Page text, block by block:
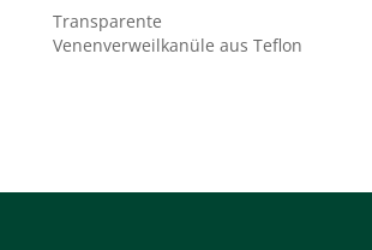
Transparente
Venenverweilkanüle aus Teflon